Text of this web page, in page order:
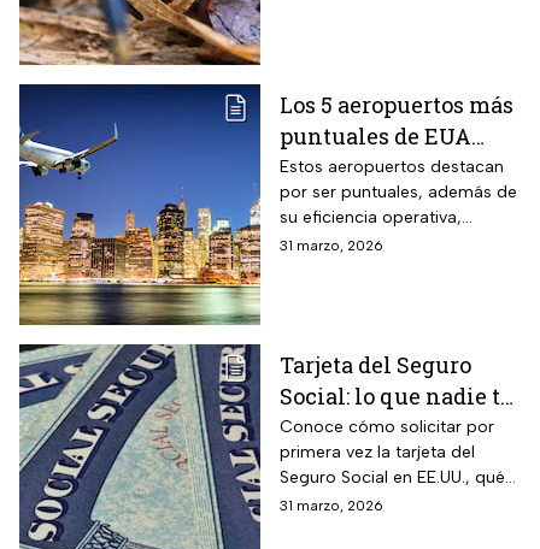
Los 5 aeropuertos más
puntuales de EUA
para viajar en Semana
Santa
Estos aeropuertos destacan
por ser puntuales, además de
su eficiencia operativa,
gestión del flujo de pasajeros
31 marzo, 2026
Tarjeta del Seguro
Social: lo que nadie te
cuenta sobre cómo
obtenerla o
reemplazarla
Conoce cómo solicitar por
primera vez la tarjeta del
Seguro Social en EE.UU., qué
hacer para reemplazarla y
31 marzo, 2026